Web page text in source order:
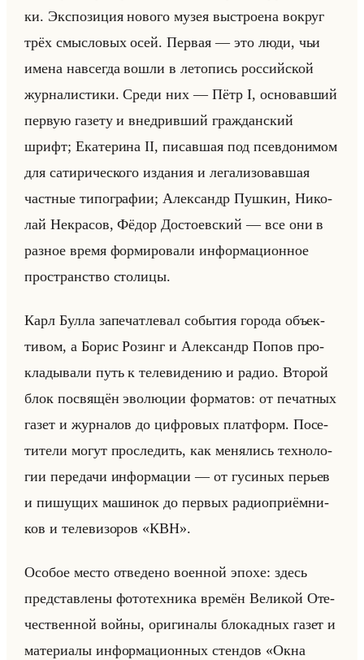
ки. Экс­по­зи­ция но­во­го музея вы­стро­ена во­круг
трёх смыс­ло­вых осей. Пер­вая — это люди, чьи
имена на­все­гда вошли в ле­то­пись рос­сийской
жур­на­ли­сти­ки. Среди них — Пётр I, ос­но­вав­ший
первую га­зе­ту и внед­рив­ший граж­дан­ский
шрифт; Ека­те­ри­на II, пи­сав­шая под псев­до­ни­мом
для са­ти­ри­че­ско­го из­да­ния и ле­га­ли­зо­вав­шая
част­ные ти­по­гра­фии; Алек­сандр Пуш­кин, Ни­ко­
лай Некра­сов, Фёдор До­сто­ев­ский — все они в
раз­ное время фор­ми­ро­ва­ли ин­фор­ма­ци­он­ное
про­стран­ство сто­ли­цы.
Карл Булла за­пе­чат­ле­вал со­бы­тия го­ро­да объек­
ти­вом, а Борис Ро­зинг и Алек­сандр Попов про­
кла­ды­ва­ли путь к те­ле­ви­де­нию и радио. Вто­рой
блок по­свя­щён эво­лю­ции фор­ма­тов: от пе­чат­ных
газет и жур­на­лов до циф­ро­вых плат­форм. По­се­
ти­те­ли могут про­сле­дить, как ме­ня­лись тех­но­ло­
гии пе­ре­да­чи ин­фор­ма­ции — от гу­си­ных пе­рьев
и пи­шу­щих ма­ши­нок до пер­вых ра­дио­при­ём­ни­
ков и те­ле­ви­зо­ров «КВН».
Осо­бое место от­ве­де­но во­ен­ной эпохе: здесь
пред­став­ле­ны фо­то­тех­ни­ка вре­мён Ве­ли­кой Оте­
че­ствен­ной войны, ори­ги­на­лы бло­кад­ных газет и
ма­те­ри­алы ин­фор­ма­ци­он­ных стен­дов «Окна